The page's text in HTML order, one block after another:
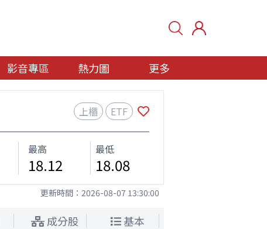
影音專區 熱力圖 更多
上櫃 ETF
最高
18.12
最低
18.08
更新時間： 2026-08-07 13:30:00
成分股 基本